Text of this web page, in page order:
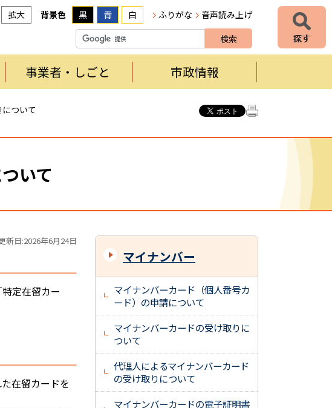
拡大 背景色 黒 青 白 ふりがな 音声読み上げ
事業者・しごと 市政情報
ついて
いて
新日:2026年6月24日
定在留カー
在留カードを
マイナンバー
マイナンバーカード（個人番号カ
ード）の申請について
マイナンバーカードの受け取りに
ついて
代理人によるマイナンバーカード
の受け取りについて
マイナンバーカードの電子証明書